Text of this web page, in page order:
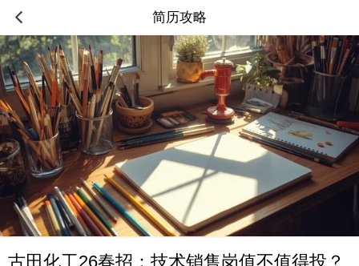
简历攻略
古田化工26春招：技术销售岗值不值得投？